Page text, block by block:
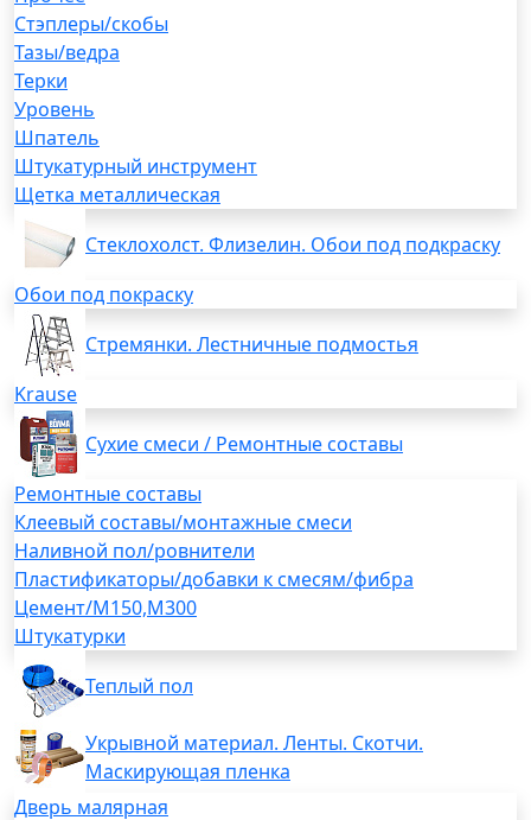
Стэплеры/скобы
Тазы/ведра
Терки
Уровень
Шпатель
Штукатурный инструмент
Щетка металлическая
Стеклохолст. Флизелин. Обои под подкраску
Обои под покраску
Стремянки. Лестничные подмостья
Krause
Сухие смеси / Ремонтные составы
Ремонтные составы
Клеевый составы/монтажные смеси
Наливной пол/ровнители
Пластификаторы/добавки к смесям/фибра
Цемент/М150,М300
Штукатурки
Теплый пол
Укрывной материал. Ленты. Скотчи.
Маскирующая пленка
Дверь малярная